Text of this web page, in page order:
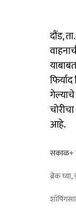
दौंड,
गेल्याचे
आहे.
ब्रेक